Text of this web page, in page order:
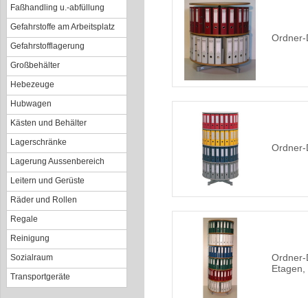
Faßhandling u.-abfüllung
Gefahrstoffe am Arbeitsplatz
Gefahrstofflagerung
Großbehälter
Hebezeuge
Hubwagen
Kästen und Behälter
Lagerschränke
Lagerung Aussenbereich
Leitern und Gerüste
Räder und Rollen
Regale
Reinigung
Sozialraum
Transportgeräte
Ordner-
Ordner-
Ordner-